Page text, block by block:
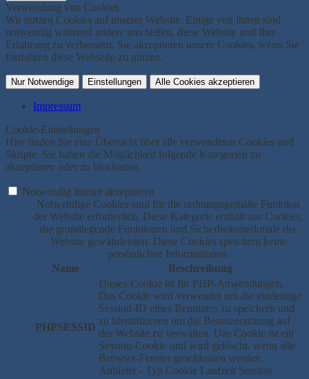
Verwendung von Cookies
Wir nutzen Cookies auf unserer Website. Einige von ihnen sind
notwendig während andere uns helfen, diese Website und Ihre
Erfahrung zu verbessern. Sie akzeptieren unsere Cookies, wenn Sie
fortfahren diese Webseite zu nutzen.
Nur Notwendige Einstellungen Alle Cookies akzeptieren
Impressum
Cookie-Einstellungen
Hier finden Sie eine Übersicht über alle verwendeten Cookies und
Skripte. Sie haben die Möglichkeit folgende Kategorien zu
akzeptieren oder zu blockieren.
Notwendig Immer akzeptieren
Notwendige Cookies sind für die ordnungsgemäße Funktion
der Website erforderlich. Diese Kategorie enthält nur Cookies,
die grundlegende Funktionen und Sicherheitsmerkmale der
Website gewährleisten. Diese Cookies speichern keine
persönlichen Informationen.
Name
Beschreibung
PHPSESSID
Dieses Cookie ist für PHP-Anwendungen.
Das Cookie wird verwendet um die eindeutige
Session-ID eines Benutzers zu speichern und
zu identifizieren um die Benutzersitzung auf
der Website zu verwalten. Das Cookie ist ein
Session-Cookie und wird gelöscht, wenn alle
Browser-Fenster geschlossen werden.
Anbieter - Typ Cookie Laufzeit Session